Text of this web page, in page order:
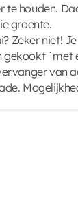
te houden.
groente.
Zeker niet!
gekookt ´met
van